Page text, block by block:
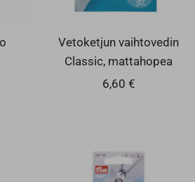
Classic, mattahopea
Alennushinta
6,60 €